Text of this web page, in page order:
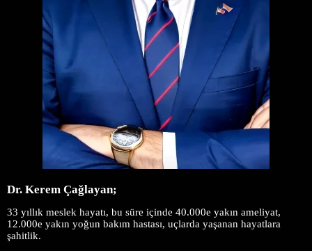
Dr. Kerem Çağlayan;
33 yıllık meslek hayatı, bu süre içinde 40.000e yakın ameliyat,
12.000e yakın yoğun bakım hastası, uçlarda yaşanan hayatlara
şahitlik.